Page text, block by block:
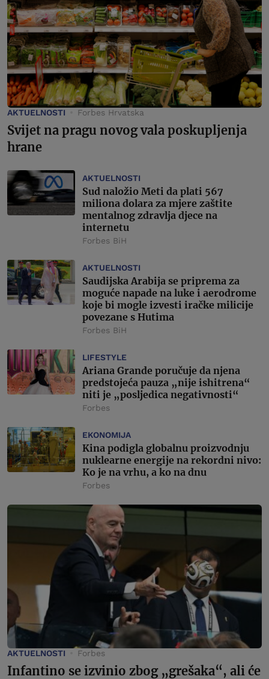
AKTUELNOSTI Forbes Hrvatska
Svijet na pragu novog vala poskupljenja
hrane
AKTUELNOSTI
Sud naložio Meti da plati 567
miliona dolara za mjere zaštite
mentalnog zdravlja djece na
internetu
Forbes BiH
AKTUELNOSTI
Saudijska Arabija se priprema za
moguće napade na luke i aerodrome
koje bi mogle izvesti iračke milicije
povezane s Hutima
Forbes BiH
LIFESTYLE
Ariana Grande poručuje da njena
predstojeća pauza „nije ishitrena“
niti je „posljedica negativnosti“
Forbes
EKONOMIJA
Kina podigla globalnu proizvodnju
nuklearne energije na rekordni nivo:
Ko je na vrhu, a ko na dnu
Forbes
AKTUELNOSTI Forbes
Infantino se izvinio zbog „grešaka“, ali će